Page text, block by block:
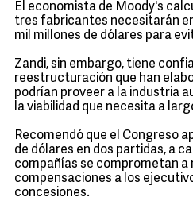
El economista de Moody's
tres fabricantes necesitarán
mil millones de dólares para
Zandi, sin embargo, tiene
reestructuración que han
podrían proveer a la industria
la viabilidad que necesita a
Recomendó que el Congreso
de dólares en dos partidas, a
compañías se comprometan a
compensaciones a los
concesiones.